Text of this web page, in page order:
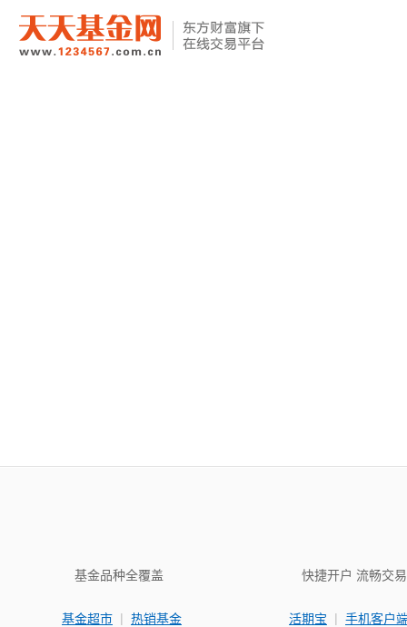
基金品种全覆盖
基金超市 | 热销基金
快捷开户 流畅交易
活期宝 | 手机客户